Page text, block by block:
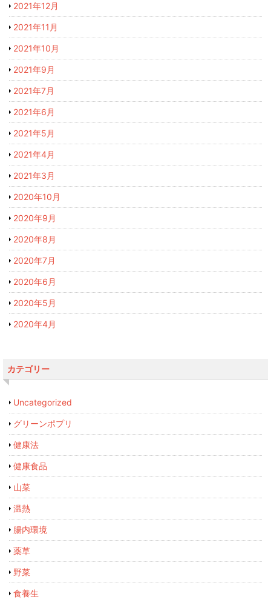
2021年12月
2021年11月
2021年10月
2021年9月
2021年7月
2021年6月
2021年5月
2021年4月
2021年3月
2020年10月
2020年9月
2020年8月
2020年7月
2020年6月
2020年5月
2020年4月
カテゴリー
Uncategorized
グリーンポプリ
健康法
健康食品
山菜
温熱
腸内環境
薬草
野菜
食養生